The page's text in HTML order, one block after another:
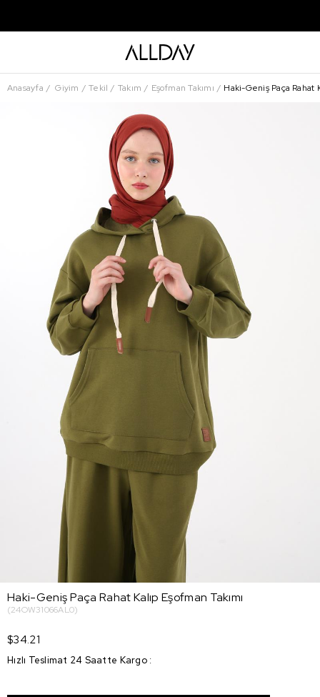
Anasayfa Giyim Tekil Takım Eşofman Takımı Haki-Geniş Paça Rahat
Haki-Geniş Paça Rahat Kalıp Eşofman Takımı
(24OW31066AL0)
$34.21
Hızlı Teslimat 24 Saatte Kargo :